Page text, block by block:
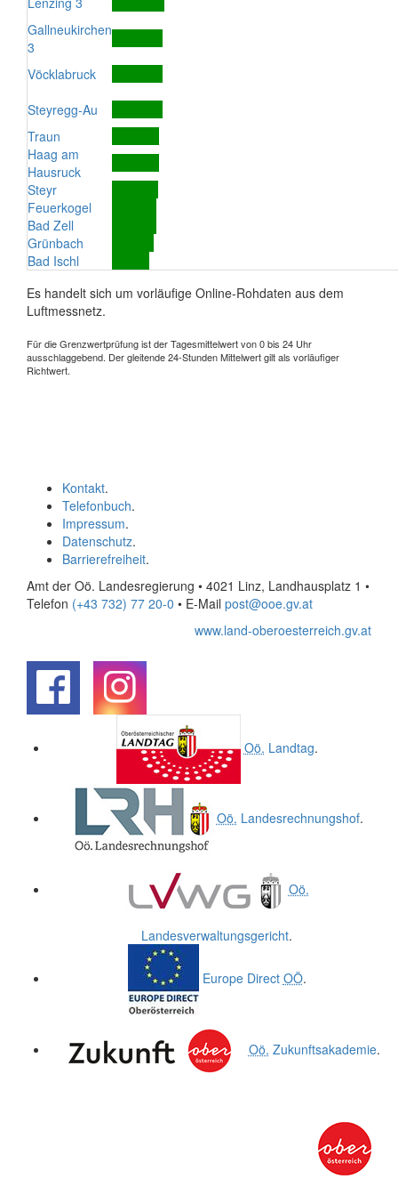
Gallneukirchen
3
Vöcklabruck
Steyregg-Au
Traun
Haag am
Hausruck
Steyr
Feuerkogel
Bad Zell
Grünbach
Bad Ischl
Es handelt sich um vorläufige Online-Rohdaten aus dem
Luftmessnetz.
Für die Grenzwertprüfung ist der Tagesmittelwert von 0 bis 24 Uhr
ausschlaggebend. Der gleitende 24-Stunden Mittelwert gilt als vorläufiger
Richtwert.
Kontakt.
Telefonbuch.
Impressum.
Datenschutz.
Barrierefreiheit.
Amt der Oö. Landesregierung • 4021 Linz, Landhausplatz 1 •
Telefon (+43 732) 77 20-0 • E-Mail post@ooe.gv.at
www.land-oberoesterreich.gv.at
Oö. Landtag.
Oö. Landesrechnungshof.
Oö.
Landesverwaltungsgericht.
Europe Direct OÖ.
Oö. Zukunftsakademie.